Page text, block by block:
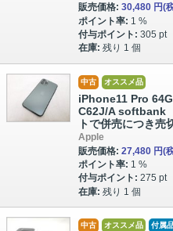
販売価格: 30,480 円(
ポイント率: 1 %
付与ポイント: 305 pt
在庫: 残り 1 個
中古 オススメ品
iPhone11 Pro
C62J/A softbank
トで併売につき売
Apple
販売価格: 27,480 円(
ポイント率: 1 %
付与ポイント: 275 pt
在庫: 残り 1 個
中古 オススメ品 付属